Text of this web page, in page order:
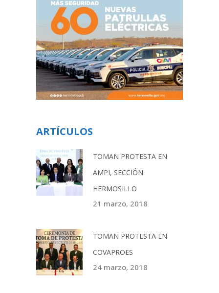
ARTÍCULOS
TOMAN PROTESTA EN
AMPI, SECCIÓN
HERMOSILLO
21 marzo, 2018
TOMAN PROTESTA EN
COVAPROES
24 marzo, 2018